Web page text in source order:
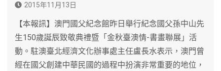
2015年11月13日
【本報訊】澳門國父紀念館昨日舉行紀念國父孫中山先
生150歲誕辰致敬典禮暨「金秋臺澳情-書畫聯展」活
動。駐澳臺北經濟文化辦事處主任盧長水表示，澳門曾
經在國父創建中華民國的過程中扮演非常重要的地位，